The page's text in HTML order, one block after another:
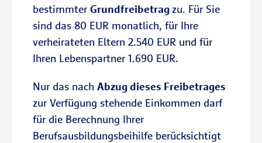
bestimmter Grundfreibetragzu. Für Sie
sind das 80 EUR monatlich, für Ihre
verheirateten Eltern 2.540 EUR und für
Ihren Lebenspartner 1.690 EUR.
Nur das nach Abzug dieses Freibetrages
zur Verfügung stehende Einkommen darf
für die Berechnung Ihrer
Berufsausbildungsbeihilfe berücksichtigt